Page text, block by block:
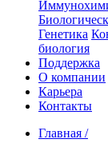
Генетика
биология
Поддержка
О компании
Карьера
Контакты
Главная /